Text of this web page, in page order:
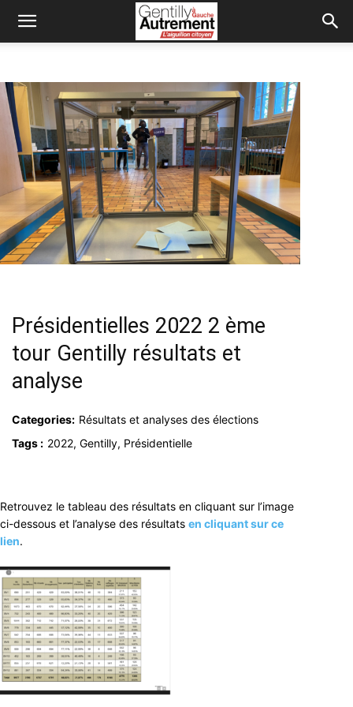
Présidentielles 2022 2 ème
tour Gentilly résultats et
analyse
Categories: Résultats et analyses des élections
Tags : 2022, Gentilly, Présidentielle
Retrouvez le tableau des résultats en cliquant sur l’image
ci-dessous et l’analyse des résultats en cliquant sur ce
lien.